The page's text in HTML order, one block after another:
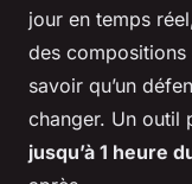
jour en temps
des compositions
savoir qu’un
changer. Un outil
jusqu’à 1 heure